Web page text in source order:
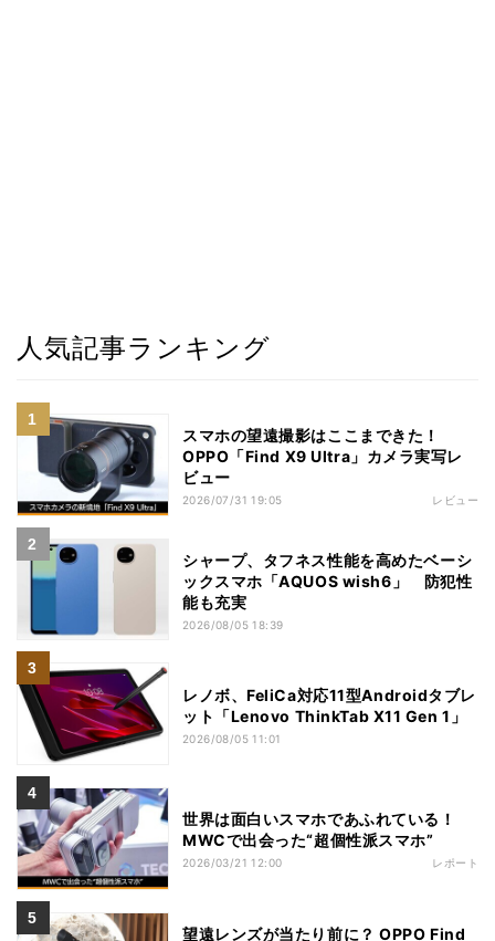
人気記事ランキング
スマホの望遠撮影はここまできた！
OPPO「Find X9 Ultra」カメラ実写レ
ビュー
2026/07/31 19:05 レビュー
シャープ、タフネス性能を高めたベーシ
ックスマホ「AQUOS wish6」 防犯性
能も充実
2026/08/05 18:39
レノボ、FeliCa対応11型Androidタブレ
ット「Lenovo ThinkTab X11 Gen 1」
2026/08/05 11:01
世界は面白いスマホであふれている！
MWCで出会った“超個性派スマホ”
2026/03/21 12:00 レポート
望遠レンズが当たり前に？ OPPO Find